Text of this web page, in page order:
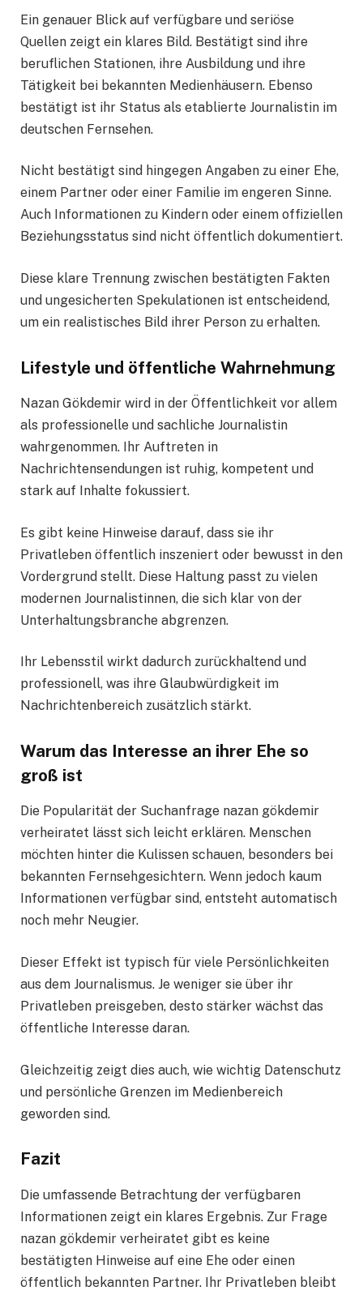
Ein genauer Blick auf verfügbare und seriöse
Quellen zeigt ein klares Bild. Bestätigt sind ihre
beruflichen Stationen, ihre Ausbildung und ihre
Tätigkeit bei bekannten Medienhäusern. Ebenso
bestätigt ist ihr Status als etablierte Journalistin im
deutschen Fernsehen.
Nicht bestätigt sind hingegen Angaben zu einer Ehe,
einem Partner oder einer Familie im engeren Sinne.
Auch Informationen zu Kindern oder einem offiziellen
Beziehungsstatus sind nicht öffentlich dokumentiert.
Diese klare Trennung zwischen bestätigten Fakten
und ungesicherten Spekulationen ist entscheidend,
um ein realistisches Bild ihrer Person zu erhalten.
Lifestyle und öffentliche Wahrnehmung
Nazan Gökdemir wird in der Öffentlichkeit vor allem
als professionelle und sachliche Journalistin
wahrgenommen. Ihr Auftreten in
Nachrichtensendungen ist ruhig, kompetent und
stark auf Inhalte fokussiert.
Es gibt keine Hinweise darauf, dass sie ihr
Privatleben öffentlich inszeniert oder bewusst in den
Vordergrund stellt. Diese Haltung passt zu vielen
modernen Journalistinnen, die sich klar von der
Unterhaltungsbranche abgrenzen.
Ihr Lebensstil wirkt dadurch zurückhaltend und
professionell, was ihre Glaubwürdigkeit im
Nachrichtenbereich zusätzlich stärkt.
Warum das Interesse an ihrer Ehe so
groß ist
Die Popularität der Suchanfrage nazan gökdemir
verheiratet lässt sich leicht erklären. Menschen
möchten hinter die Kulissen schauen, besonders bei
bekannten Fernsehgesichtern. Wenn jedoch kaum
Informationen verfügbar sind, entsteht automatisch
noch mehr Neugier.
Dieser Effekt ist typisch für viele Persönlichkeiten
aus dem Journalismus. Je weniger sie über ihr
Privatleben preisgeben, desto stärker wächst das
öffentliche Interesse daran.
Gleichzeitig zeigt dies auch, wie wichtig Datenschutz
und persönliche Grenzen im Medienbereich
geworden sind.
Fazit
Die umfassende Betrachtung der verfügbaren
Informationen zeigt ein klares Ergebnis. Zur Frage
nazan gökdemir verheiratet gibt es keine
bestätigten Hinweise auf eine Ehe oder einen
öffentlich bekannten Partner. Ihr Privatleben bleibt